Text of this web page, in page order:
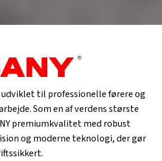
udviklet til professionelle førere og
Som en af verdens største
premiumkvalitet med robust
og moderne teknologi, der gør